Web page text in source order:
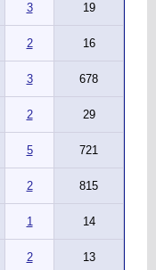
3 19
2 16
3 678
2 29
5 721
2 815
1 14
2 13